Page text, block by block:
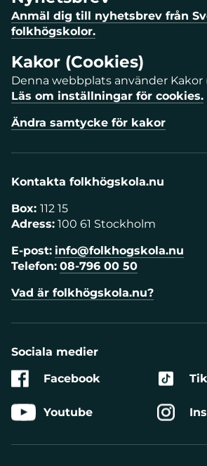
Anmäl dig till nyhetsbrev från
folkhögskolor.
Kakor (Cookies)
Denna webbplats använder Kakor
Läs om inställningar för cookies.
Ändra samtycke för kakor
Kontakta folkhögskola.nu
Box: 112 15
Adress: 100 61 Stockholm
E-post: info@folkhogskola.nu
Telefon: 08-796 00 50
Vad är folkhögskola.nu?
Sociala medier
Facebook
Youtube